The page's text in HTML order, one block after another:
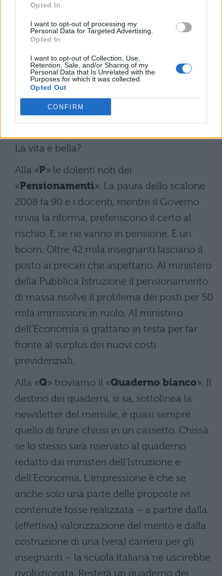
Opted In
I want to opt-out of processing my
Personal Data for Targeted Advertising.
Opted In
I want to opt-out of Collection, Use,
Retention, Sale, and/or Sharing of my
Personal Data that Is Unrelated with the
Purposes for which it was collected.
Opted Out
CONFIRM
per la prima volta, i pessimi risultati
conseguiti dai nostri studenti non sono
stati accolti con il mix di indifferenza e
sufficienza del passato. Tanto per
cominciare, è stato istituito un gruppo di
lavoro per l’insegnamento/apprendimento
della matematica. Mentre il destino
dell’italiano, al momento, sembra affidato
La vita è bella?
Alla «P» le dolenti noti dei
«Pensionamenti». La paura dello scalone
2008 fa 90 e i docenti, mentre il Governo
rinvia la riforma, preferiscono il certo al
rischio. E se ne vanno in pensione. È un
boom. Oltre 42 mila insegnanti lasciano il
posto ai precari che aspettano. Al ministero
della Pubblica Istruzione il pensionamento
di massa risolve il problema dei posti per 50
mila immissioni in ruolo. Al ministero
dell’Economia si grattano in testa per far
fronte al surplus dei nuovi costi
previdenziali.
Alla «Q» troviamo il «Quaderno bianco». Il
destino dei quaderni, si sa, sottolinea la
newsletter del mensile, è quasi sempre
quello di finire chiusi in un cassetto. Chissà
se lo stesso sarà riservato al quaderno
redatto dai ministeri dell’Istruzione e
dell’Economia. L’impressione è che se
anche solo una parte delle proposte ivi
contenute fosse realizzata – a partire dalla
(effettiva) valorizzazione del merito e dalla
costruzione di una (vera) carriera per gli
insegnanti – la scuola italiana ne uscirebbe
rivoluzionata. Resterà un quaderno dei